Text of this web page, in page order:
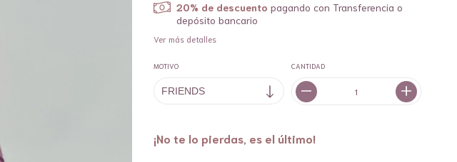
20% de descuento pagando con Transferencia o
depósito bancario
Ver más detalles
MOTIVO CANTIDAD
¡No te lo pierdas, es el último!